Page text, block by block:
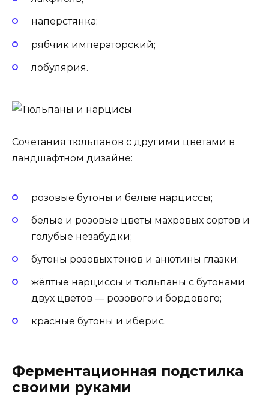
наперстянка;
рябчик императорский;
лобулярия.
Сочетания тюльпанов с другими цветами в
ландшафтном дизайне:
розовые бутоны и белые нарциссы;
белые и розовые цветы махровых сортов и
голубые незабудки;
бутоны розовых тонов и анютины глазки;
жёлтые нарциссы и тюльпаны с бутонами
двух цветов — розового и бордового;
красные бутоны и иберис.
Ферментационная подстилка
своими руками